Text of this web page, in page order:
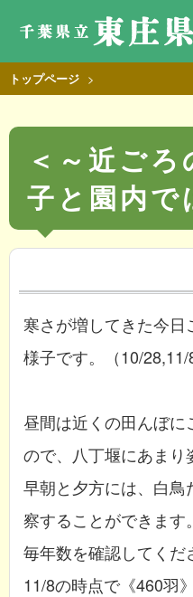
トップページ >
＜～近ご
子と園内で
寒さが増してきた今
様子です。（10/28,11/
昼間は近くの田んぼ
ので、八丁堰にあまり
早朝と夕方には、白
察することができます。
毎年数を確認してくだ
11/8の時点で《460羽